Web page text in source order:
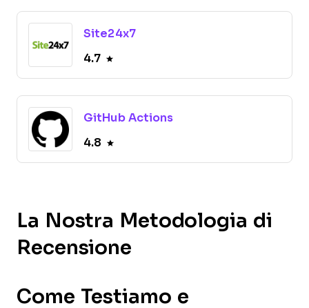
Site24x7
4.7
GitHub Actions
4.8
La Nostra Metodologia di
Recensione
Come Testiamo e